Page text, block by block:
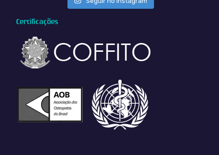
Certificações